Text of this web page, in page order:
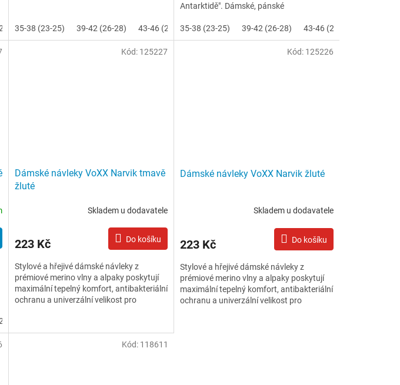
31) 47-50 (32-34)
35-38 (23-25) 39-42 (26-28) 43-46 (29-31)
Antarktidě". Dámské, pánské
s...
35-38 (23-25) 39-42 (26-28) 43-46 (29-31)
31)
Dámské návleky VoXX Narvik tmavě
žluté
Skladem u dodavatele
223 Kč Do košíku
Stylové a hřejivé dámské návleky z
prémiové merino vlny a alpaky poskytují
maximální tepelný komfort, antibakteriální
ochranu a univerzální velikost pro
Kód: 125227
Dámské návleky VoXX Narvik žluté
Skladem u dodavatele
223 Kč Do košíku
Stylové a hřejivé dámské návleky z
prémiové merino vlny a alpaky poskytují
maximální tepelný komfort, antibakteriální
ochranu a univerzální velikost pro
Kód: 125226
Kód: 118611